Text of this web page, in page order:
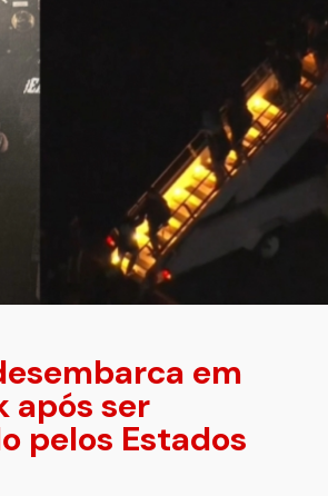
em
após ser
pelos Estados